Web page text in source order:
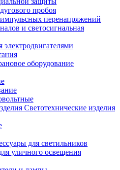
пробоя
перенапряжений
и светосигнальная
электродвигателями
оборудование
Светотехнические изделия
для светильников
уличного освещения